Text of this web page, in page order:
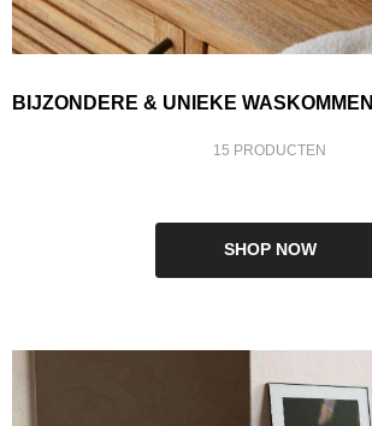
BIJZONDERE & UNIEKE WASKOMMEN
15 PRODUCTEN
SHOP NOW